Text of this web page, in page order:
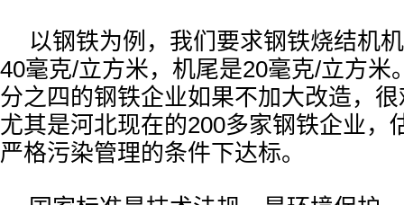
以钢铁为例，我们要求钢铁烧结机
40毫克/立方米，机尾是20毫克/立方米
分之四的钢铁企业如果不加大改造，
尤其是河北现在的200多家钢铁企业，
严格污染管理的条件下达标。